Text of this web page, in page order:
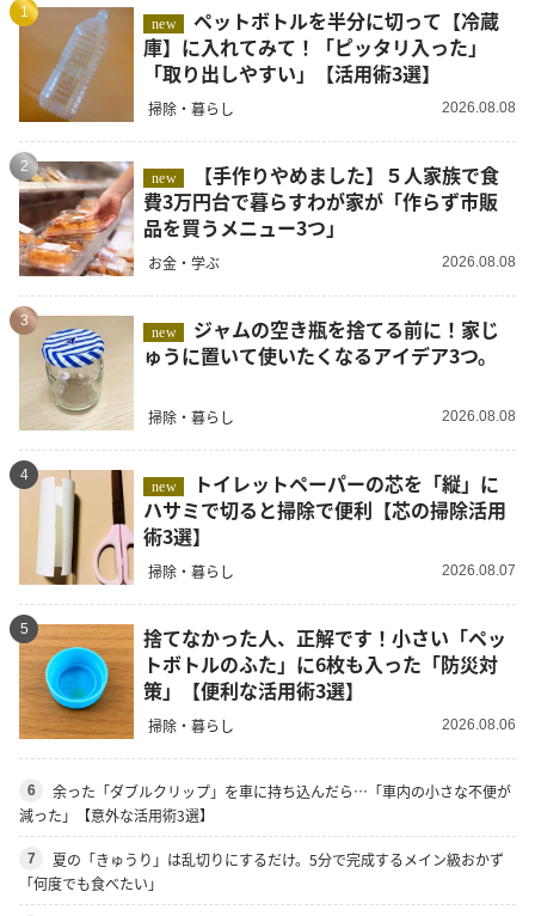
1
new
ペットボトルを半分に切って【冷蔵
庫】に入れてみて！「ピッタリ入った」
「取り出しやすい」【活用術3選】
掃除・暮らし 2026.08.08
2
new
費3万円台で暮らすわが家が「作らず市販
品を買うメニュー3つ」
お金・学ぶ 2026.08.08
3
new
ゅうに置いて使いたくなるアイデア3つ。
掃除・暮らし 2026.08.08
4
new
ハサミで切ると掃除で便利【芯の掃除活用
術3選】
掃除・暮らし 2026.08.07
5
捨てなかった人、正解です！小さい「ペッ
トボトルのふた」に6枚も入った「防災対
策」【便利な活用術3選】
掃除・暮らし 2026.08.06
6
余った「ダブルクリップ」を車に持ち込んだら…「車内の小さな不便が
減った」【意外な活用術3選】
7
夏の「きゅうり」は乱切りにするだけ。5分で完成するメイン級おかず
「何度でも食べたい」